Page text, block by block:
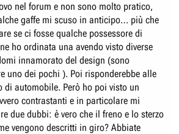
i
o
nel forum e non sono molto pratico,
gaffe mi scuso in anticipo… più che
se ci fosse qualche possessore di
ho ordinata una avendo visto diverse
innamorato del design (sono
uno dei pochi ). Poi risponderebbe alle
di automobile. Però ho poi visto un
contrastanti e in particolare mi
due dubbi: è vero che il freno e lo sterzo
vengono descritti in giro? Abbiate